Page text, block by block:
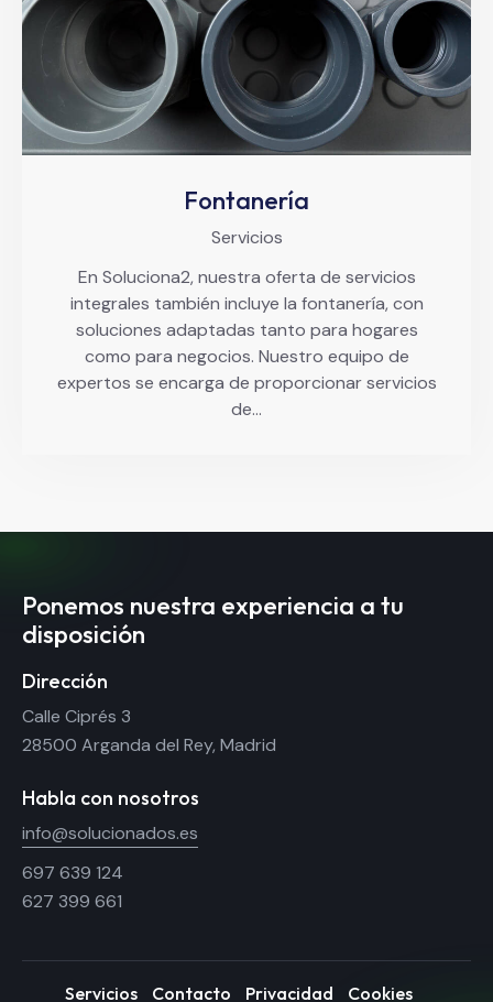
Fontanería
Servicios
En Soluciona2, nuestra oferta de servicios
integrales también incluye la fontanería, con
soluciones adaptadas tanto para hogares
como para negocios. Nuestro equipo de
expertos se encarga de proporcionar servicios
de…
Ponemos nuestra experiencia a tu
disposición
Dirección
Calle Ciprés 3
28500 Arganda del Rey, Madrid
Habla con nosotros
info@solucionados.es
697 639 124
627 399 661
Servicios Contacto Privacidad Cookies